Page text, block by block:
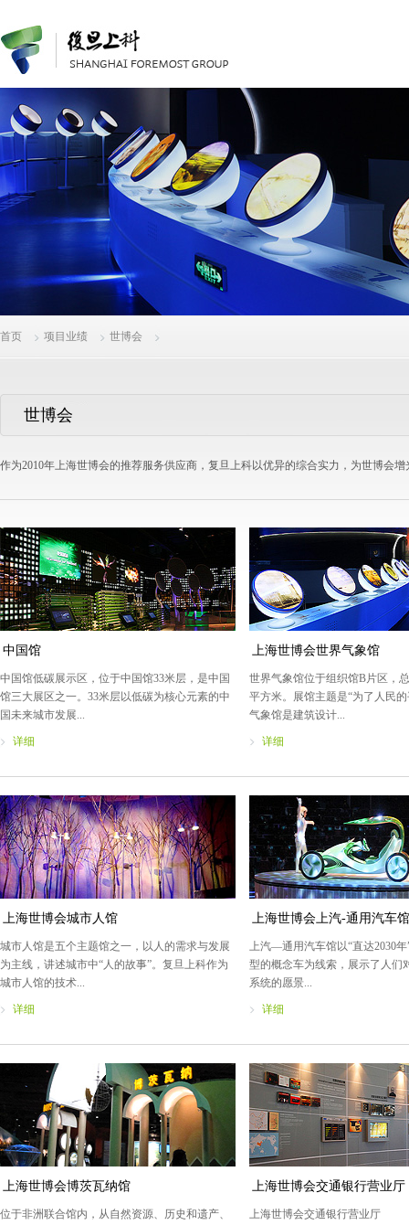
首页 项目业绩 世博会
世博会
作为2010年上海世博会的推荐服务供应商，复旦上科以优异的综合实力，为世博会增
详细
中国馆
中国馆低碳展示区，位于中国馆33米层，是中国
馆三大展区之一。33米层以低碳为核心元素的中
国未来城市发展...
详细
上海世博会世界气象馆
世界气象馆位于组织馆B片区，
平方米。展馆主题是“为了人民
气象馆是建筑设计...
详细
上海世博会城市人馆
城市人馆是五个主题馆之一，以人的需求与发展
为主线，讲述城市中“人的故事”。复旦上科作为
城市人馆的技术...
详细
上海世博会上汽-通用汽车馆
上汽—通用汽车馆以“直达2030
型的概念车为线索，展示了人们
系统的愿景...
上海世博会博茨瓦纳馆
位于非洲联合馆内，从自然资源、历史和遗产、
上海世博会交通银行营业厅
上海世博会交通银行营业厅